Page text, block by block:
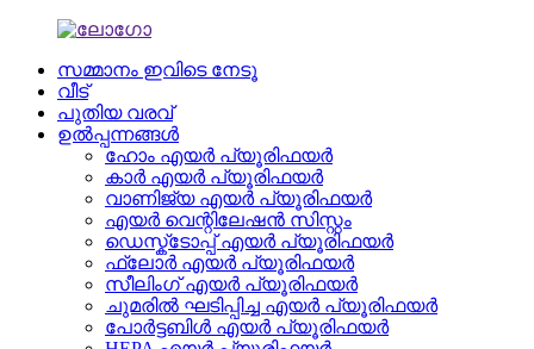
സമ്മാനം ഇവിടെ നേടൂ
വീട്
പുതിയ വരവ്
ഉൽപ്പന്നങ്ങൾ
ഹോം എയർ പ്യൂരിഫയർ
കാർ എയർ പ്യൂരിഫയർ
വാണിജ്യ എയർ പ്യൂരിഫയർ
എയർ വെന്റിലേഷൻ സിസ്റ്റം
ഡെസ്ക്ടോപ്പ് എയർ പ്യൂരിഫയർ
ഫ്ലോർ എയർ പ്യൂരിഫയർ
സീലിംഗ് എയർ പ്യൂരിഫയർ
ചുമരിൽ ഘടിപ്പിച്ച എയർ പ്യൂരിഫയർ
പോർട്ടബിൾ എയർ പ്യൂരിഫയർ